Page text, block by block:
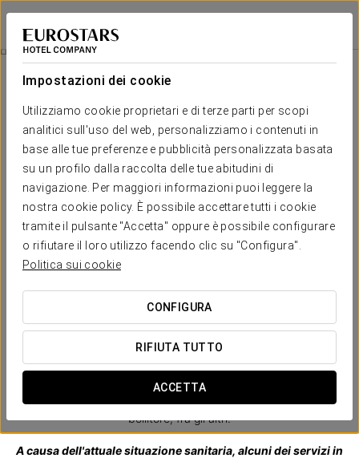
Impostazioni dei cookie
Utilizziamo cookie proprietari e di terze parti per scopi
analitici sull'uso del web, personalizziamo i contenuti in
base alle tue preferenze e pubblicità personalizzata basata
su un profilo dalla raccolta delle tue abitudini di
navigazione. Per maggiori informazioni puoi leggere la
nostra cookie policy. È possibile accettare tutti i cookie
tramite il pulsante "Accetta" oppure è possibile configurare
o rifiutare il loro utilizzo facendo clic su "Configura".
Politica sui cookie
CONFIGURA
RIFIUTA TUTTO
ACCETTA
Áurea Catedral
GRANADA
Camere
Camere
Il comfort e il riposo di cui hai
bisogno
Le 94 camere dell'Aurea Catedral offrono un'esperienza di
alloggio completa nel cuore di Granada, progettate per farti
godere al meglio della sua autentica essenza. La loro decorazione
combina l'originalità dei tessuti colorati, il calore dei soffitti a
cassettoni in legno e la funzionalità delle linee eleganti del suo
design, creando stanze uniche e speciali. Inoltre, le loro pareti
riflettono la cultura della città con poesie e versi di poeti famosi
come Federico García Lorca, che ci invitano a scoprire la Granada
più autentica.
confortevole per rilassarvi e riposare circondati dai migliori
comfort. Al loro interno troverai una ampia gamma di servizi che
comprende bagno privato, amenities, Wi-Fi gratuito, TV di ultima
generazione, sistema di climatizzazione, minibar, cassaforte o
bollitore, fra gli altri.
A causa dell'attuale situazione sanitaria, alcuni dei servizi in